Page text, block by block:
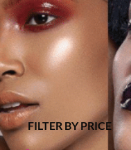
FILTER BY PRICE